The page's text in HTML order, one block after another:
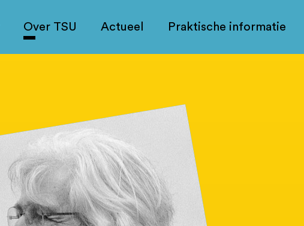
Current
Over TSU Actueel Praktische informatie